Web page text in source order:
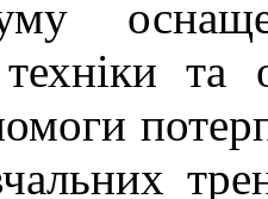
техніки та